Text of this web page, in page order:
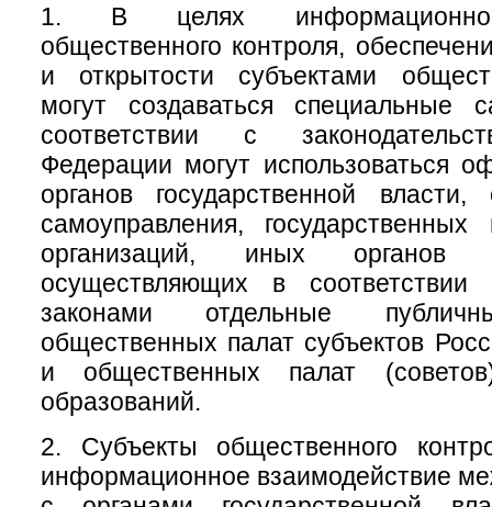
1. В целях
общественного контроля,
и открытости субъектами
могут создаваться
соответствии с
Федерации могут использоваться
органов государственной власти,
самоуправления,
организаций, иных органов
осуществляющих в
законами отдельные
общественных палат субъектов
и общественных палат
образований.
2. Субъекты общественного
информационное взаимодействие